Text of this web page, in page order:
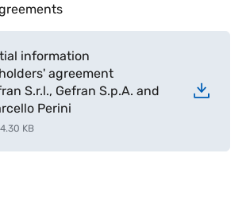
information
agreement
S.r.l., Gefran S.p.A. and
Perini
KB